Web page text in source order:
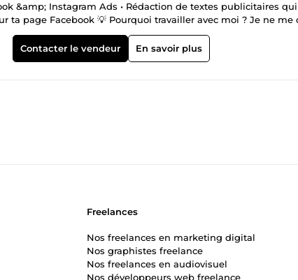
&amp; Instagram Ads • Rédaction de textes publicitaires qui
ta page Facebook 💡 Pourquoi travailler avec moi ? Je ne
stratégie complète adaptée à ton business et à ton audience
garantie ✅ Livraison dans les délais ✅ Satisfaction client
Contacter le vendeur En savoir plus
Freelances
Nos freelances en marketing digital
Nos graphistes freelance
Nos freelances en audiovisuel
Nos développeurs web freelance